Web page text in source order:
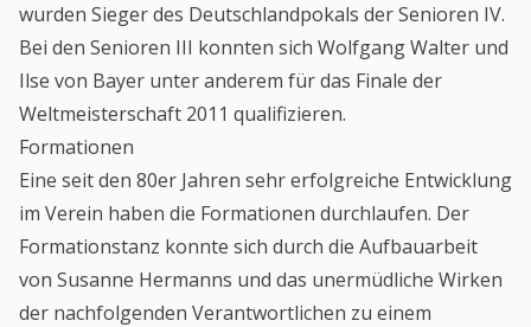
wurden Sieger des Deutschlandpokals der Senioren IV.
Bei den Senioren III konnten sich Wolfgang Walter und
Ilse von Bayer unter anderem für das Finale der
Weltmeisterschaft 2011 qualifizieren.
Formationen
Eine seit den 80er Jahren sehr erfolgreiche Entwicklung
im Verein haben die Formationen durchlaufen. Der
Formationstanz konnte sich durch die Aufbauarbeit
von Susanne Hermanns und das unermüdliche Wirken
der nachfolgenden Verantwortlichen zu einem